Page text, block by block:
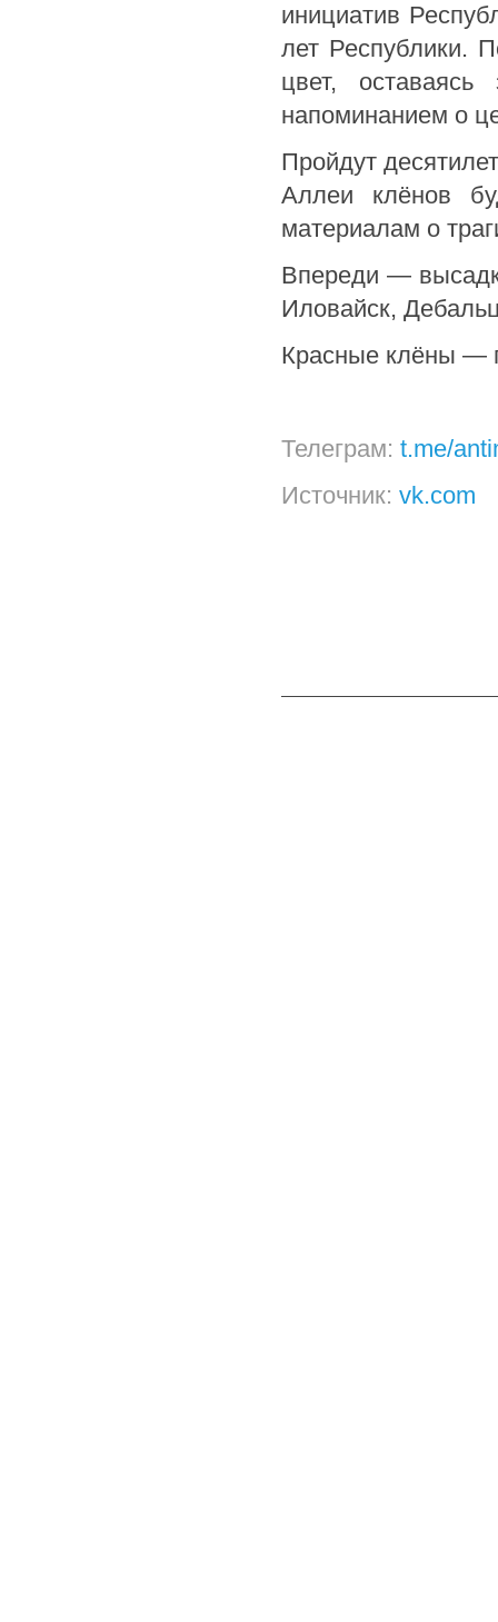
инициатив
лет Республики.
цвет,
напоминанием о
Пройдут
Аллеи клёнов
материалам о
Впереди —
Иловайск,
Красные клёны —
Телеграм: t.me/
Источник: vk.com